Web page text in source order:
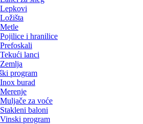
Lepkovi
Ložišta
Metle
Pojilice i hranilice
Prefoskali
Tekući lanci
Zemlja
program
Inox burad
Merenje
Muljače za voće
Stakleni baloni
Vinski program